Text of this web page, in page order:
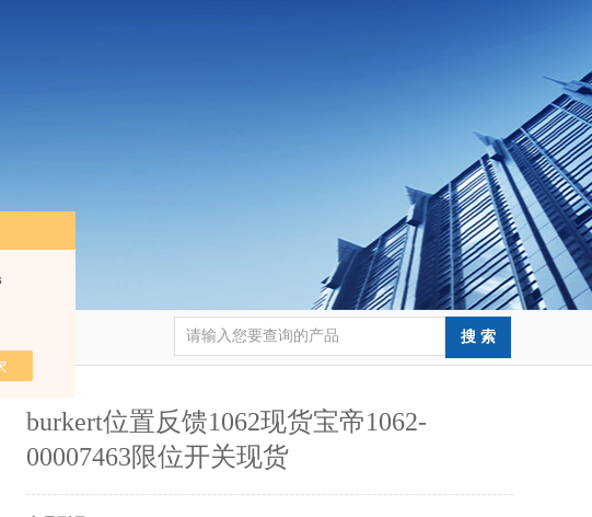
burkert位置反馈1062现货宝帝1062-
00007463限位开关现货